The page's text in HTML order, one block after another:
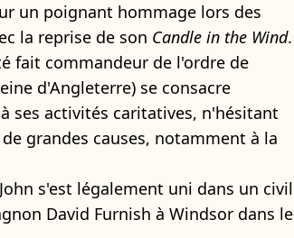
un poignant hommage lors des
la reprise de son Candle in the Wind.
fait commandeur de l'ordre de
d'Angleterre) se consacre
ses activités caritatives, n'hésitant
grandes causes, notamment à la
s'est légalement uni dans un civil
David Furnish à Windsor dans le